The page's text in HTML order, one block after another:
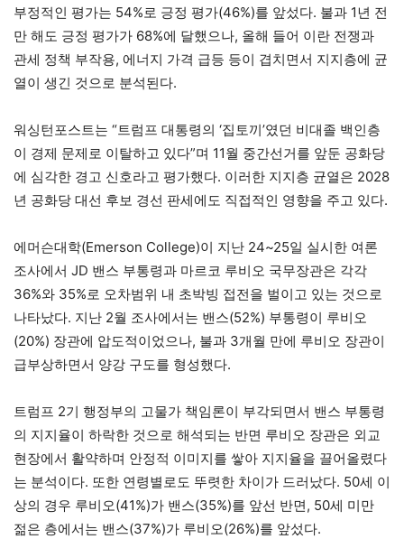
부정적인 평가는 54%로 긍정 평가(46%)를 앞섰다. 불과 1년 전
만 해도 긍정 평가가 68%에 달했으나, 올해 들어 이란 전쟁과
관세 정책 부작용, 에너지 가격 급등 등이 겹치면서 지지층에 균
열이 생긴 것으로 분석된다.
워싱턴포스트는 “트럼프 대통령의 ‘집토끼’였던 비대졸 백인층
이 경제 문제로 이탈하고 있다”며 11월 중간선거를 앞둔 공화당
에 심각한 경고 신호라고 평가했다. 이러한 지지층 균열은 2028
년 공화당 대선 후보 경선 판세에도 직접적인 영향을 주고 있다.
에머슨대학(Emerson College)이 지난 24~25일 실시한 여론
조사에서 JD 밴스 부통령과 마르코 루비오 국무장관은 각각
36%와 35%로 오차범위 내 초박빙 접전을 벌이고 있는 것으로
나타났다. 지난 2월 조사에서는 밴스(52%) 부통령이 루비오
(20%) 장관에 압도적이었으나, 불과 3개월 만에 루비오 장관이
급부상하면서 양강 구도를 형성했다.
트럼프 2기 행정부의 고물가 책임론이 부각되면서 밴스 부통령
의 지지율이 하락한 것으로 해석되는 반면 루비오 장관은 외교
현장에서 활약하며 안정적 이미지를 쌓아 지지율을 끌어올렸다
는 분석이다. 또한 연령별로도 뚜렷한 차이가 드러났다. 50세 이
상의 경우 루비오(41%)가 밴스(35%)를 앞선 반면, 50세 미만
젊은 층에서는 밴스(37%)가 루비오(26%)를 앞섰다.